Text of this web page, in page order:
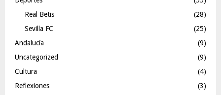
Real Betis
(28)
Sevilla FC
(25)
Andalucía
(9)
Uncategorized
(9)
Cultura
(4)
Reflexiones
(3)